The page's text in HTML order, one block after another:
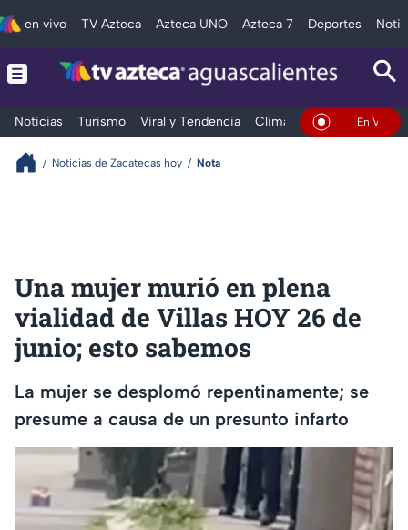
en vivo TV Azteca Azteca UNO Azteca 7 Deportes
Noticias Turismo Viral y Tendencia Clima Deportes En Vivo
Noticias de Zacatecas hoy Nota
Una mujer murió en plena
vialidad de Villas HOY 26 de
junio; esto sabemos
La mujer se desplomó repentinamente; se
presume a causa de un presunto infarto